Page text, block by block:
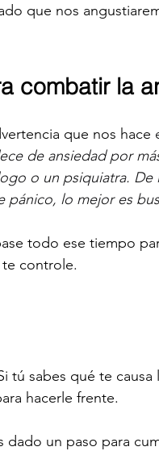
que nos
combatir la
que nos hace
de ansiedad por
o un psiquiatra.
lo mejor es
todo ese tiempo
controle.
tú sabes qué te causa
hacerle frente.
dado un paso para